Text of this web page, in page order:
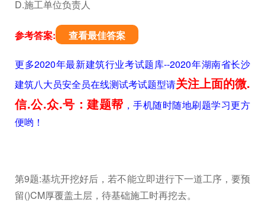
D.施工单位负责人
参考答案: 查看最佳答案
更多2020年最新建筑行业考试题库--2020年湖南省长沙
建筑八大员安全员在线测试考试题型请关注上面的微.
信.公.众.号：建题帮 ，手机随时随地刷题学习更方
便哟！
第9题:基坑开挖好后，若不能立即进行下一道工序，要预
留()CM厚覆盖土层，待基础施工时再挖去。